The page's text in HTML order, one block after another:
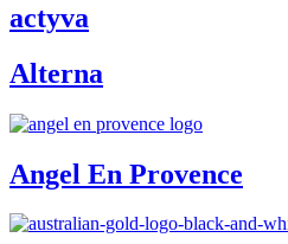
actyva
Alterna
Angel En Provence